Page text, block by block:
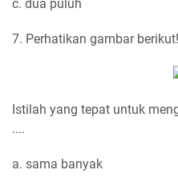
c. dua puluh
7. Perhatikan gambar berikut!
Istilah yang tepat untuk
....
a. sama banyak